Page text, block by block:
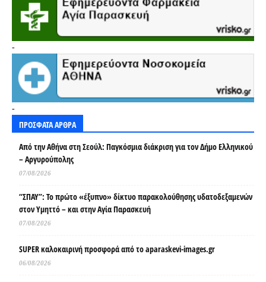
-
-
ΠΡΟΣΦΑΤΑ ΑΡΘΡΑ
Από την Αθήνα στη Σεούλ: Παγκόσμια διάκριση για τον Δήμο Ελληνικού
– Αργυρούπολης
07/08/2026
“ΣΠΑΥ”: Το πρώτο «έξυπνο» δίκτυο παρακολούθησης υδατοδεξαμενών
στον Υμηττό – και στην Αγία Παρασκευή
07/08/2026
SUPER καλοκαιρινή προσφορά από το aparaskevi-images.gr
06/08/2026